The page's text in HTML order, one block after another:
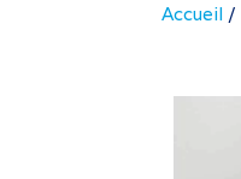
Accueil /